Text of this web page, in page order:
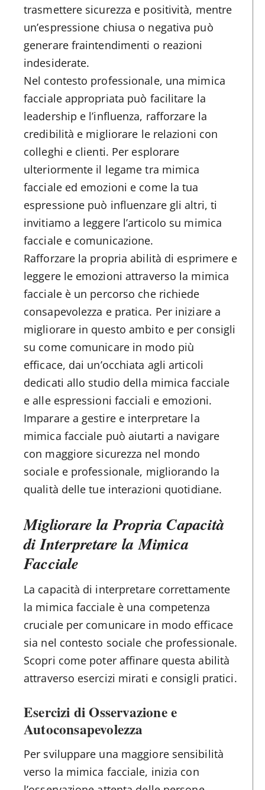
trasmettere sicurezza e positività, mentre
un’espressione chiusa o negativa può
generare fraintendimenti o reazioni
indesiderate.
Nel contesto professionale, una mimica
facciale appropriata può facilitare la
leadership e l’influenza, rafforzare la
credibilità e migliorare le relazioni con
colleghi e clienti. Per esplorare
ulteriormente il legame tra mimica
facciale ed emozioni e come la tua
espressione può influenzare gli altri, ti
invitiamo a leggere l’articolo su mimica
facciale e comunicazione.
Rafforzare la propria abilità di esprimere e
leggere le emozioni attraverso la mimica
facciale è un percorso che richiede
consapevolezza e pratica. Per iniziare a
migliorare in questo ambito e per consigli
su come comunicare in modo più
efficace, dai un’occhiata agli articoli
dedicati allo studio della mimica facciale
e alle espressioni facciali e emozioni.
Imparare a gestire e interpretare la
mimica facciale può aiutarti a navigare
con maggiore sicurezza nel mondo
sociale e professionale, migliorando la
qualità delle tue interazioni quotidiane.
Migliorare la Propria Capacità
di Interpretare la Mimica
Facciale
La capacità di interpretare correttamente
la mimica facciale è una competenza
cruciale per comunicare in modo efficace
sia nel contesto sociale che professionale.
Scopri come poter affinare questa abilità
attraverso esercizi mirati e consigli pratici.
Esercizi di Osservazione e
Autoconsapevolezza
Per sviluppare una maggiore sensibilità
verso la mimica facciale, inizia con